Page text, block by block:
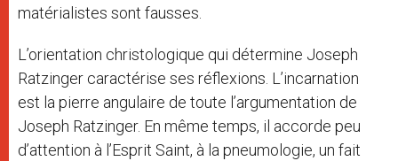
matérialistes sont fausses.
L’orientation christologique qui détermine Joseph
Ratzinger caractérise ses réflexions. L’incarnation
est la pierre angulaire de toute l’argumentation de
Joseph Ratzinger. En même temps, il accorde peu
d’attention à l’Esprit Saint, à la pneumologie, un fait